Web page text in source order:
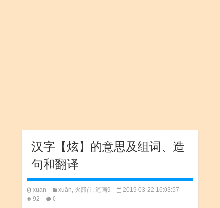
汉字【炫】的意思及组词、造
句和翻译
xuàn xuān, 火部首, 笔画9
2019-03-22 16:03:57
92
0